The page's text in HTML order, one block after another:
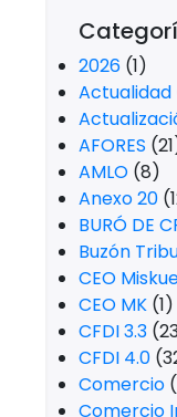
2026 (1)
Actualidad
AFORES
AMLO (8)
Anexo 20
BURÓ DE
Buzón
CEO
CEO MK (1)
CFDI 3.3
CFDI 4.0
Comercio
Comercio